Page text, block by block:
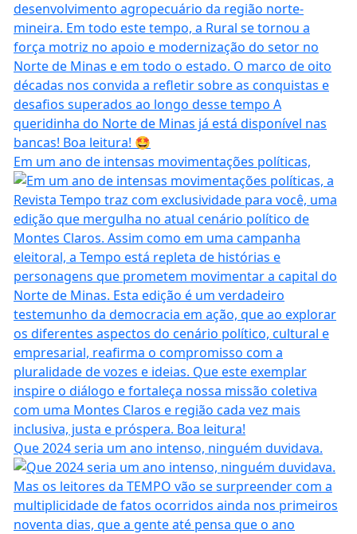
Em um ano de intensas movimentações políticas,
Que 2024 seria um ano intenso, ninguém duvidava.